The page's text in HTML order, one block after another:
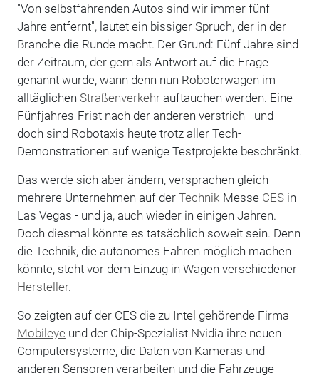
"Von selbstfahrenden Autos sind wir immer fünf
Jahre entfernt", lautet ein bissiger Spruch, der in der
Branche die Runde macht. Der Grund: Fünf Jahre sind
der Zeitraum, der gern als Antwort auf die Frage
genannt wurde, wann denn nun Roboterwagen im
alltäglichen Straßenverkehrauftauchen werden. Eine
Fünfjahres-Frist nach der anderen verstrich - und
doch sind Robotaxis heute trotz aller Tech-
Demonstrationen auf wenige Testprojekte beschränkt.
Das werde sich aber ändern, versprachen gleich
mehrere Unternehmen auf der Technik-Messe CESin
Las Vegas - und ja, auch wieder in einigen Jahren.
Doch diesmal könnte es tatsächlich soweit sein. Denn
die Technik, die autonomes Fahren möglich machen
könnte, steht vor dem Einzug in Wagen verschiedener
Hersteller.
So zeigten auf der CES die zu Intel gehörende Firma
Mobileye und der Chip-Spezialist Nvidia ihre neuen
Computersysteme, die Daten von Kameras und
anderen Sensoren verarbeiten und die Fahrzeuge